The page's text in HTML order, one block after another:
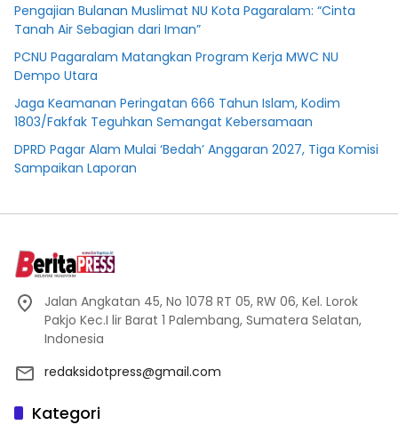
Pengajian Bulanan Muslimat NU Kota Pagaralam: “Cinta
Tanah Air Sebagian dari Iman”
PCNU Pagaralam Matangkan Program Kerja MWC NU
Dempo Utara
Jaga Keamanan Peringatan 666 Tahun Islam, Kodim
1803/Fakfak Teguhkan Semangat Kebersamaan
DPRD Pagar Alam Mulai ‘Bedah’ Anggaran 2027, Tiga Komisi
Sampaikan Laporan
Jalan Angkatan 45, No 1078 RT 05, RW 06, Kel. Lorok
Pakjo Kec.I lir Barat 1 Palembang, Sumatera Selatan,
Indonesia
redaksidotpress@gmail.com
Kategori